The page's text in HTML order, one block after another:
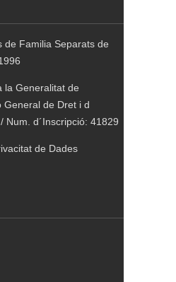
de Familia Separats de
la Generalitat de
General de Dret i d
Num. d´Inscripció: 41829
de Dades